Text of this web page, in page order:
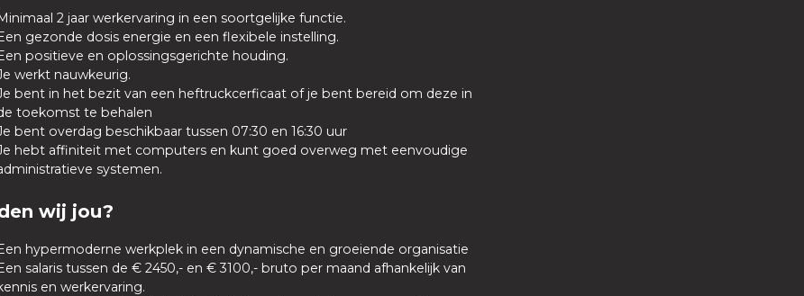
2 jaar werkervaring in een soortgelijke functie.
gezonde dosis energie en een flexibele instelling.
positieve en oplossingsgerichte houding.
werkt nauwkeurig.
bent in het bezit van een heftruckcerficaat of je bent bereid om deze in
toekomst te behalen
bent overdag beschikbaar tussen 07:30 en 16:30 uur
hebt affiniteit met computers en kunt goed overweg met eenvoudige
systemen.
wij jou?
hypermoderne werkplek in een dynamische en groeiende organisatie
salaris tussen de € 2450,- en € 3100,- bruto per maand afhankelijk van
en werkervaring.